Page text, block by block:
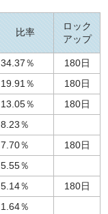
比率
ロック
アップ
34.37％
180日
19.91％
180日
13.05％
180日
8.23％
7.70％
180日
5.55％
5.14％
180日
1.64％